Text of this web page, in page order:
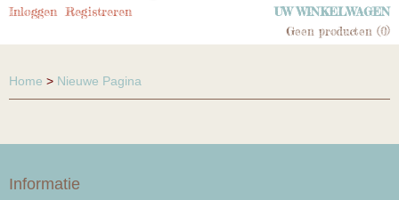
Inloggen Registreren
UW WINKELWAGEN
Geen producten (0)
Home > Nieuwe Pagina
Informatie
EN HUISDIER ACCESSOIRES